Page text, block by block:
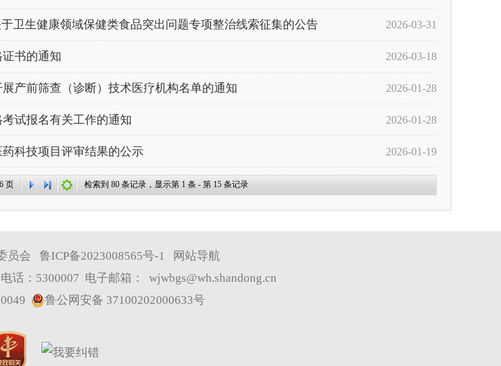
卫生健康领域保健类食品突出问题专项整治线索征集的公告 2026-03-31
书的通知 2026-03-18
产前筛查（诊断）技术医疗机构名单的通知 2026-01-28
试报名有关工作的通知 2026-01-28
科技项目评审结果的公示 2026-01-19
6 页 检索到 80 条记录，显示第 1 条 - 第 15 条记录
员会 鲁ICP备2023008565号-1
网站导航
话：5300007 电子邮箱：
wjwbgs@wh.shandong.cn
鲁公网安备 37100202000633号